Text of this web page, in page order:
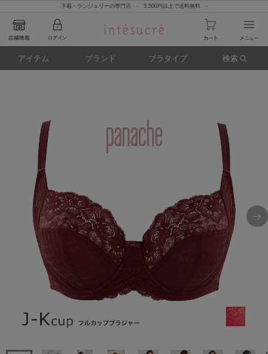
下着・ランジェリーの専門店 - 5,500円以上で送料無料 -
アイテム ブランド ブラタイプ 検索